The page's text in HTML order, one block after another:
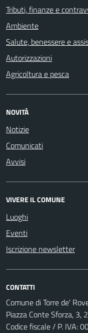
Tributi, finanze e
Ambiente
Salute, benessere e
Autorizzazioni
Agricoltura e pesca
NOVITÀ
Notizie
Comunicati
Avvisi
VIVERE IL COMUNE
Luoghi
Eventi
Iscrizione newsletter
CONTATTI
Comune di Torre de'
Piazza Conte Sforza, 3,
Codice fiscale / P. IVA: